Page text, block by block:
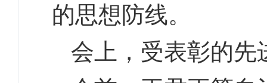
的思想防线。
会上，受表彰的先